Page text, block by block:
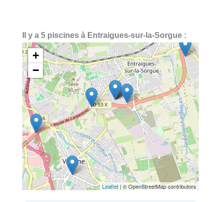
Il y a 5 piscines à Entraigues-sur-la-Sorgue :
+
−
Leaflet| © OpenStreetMap contributors